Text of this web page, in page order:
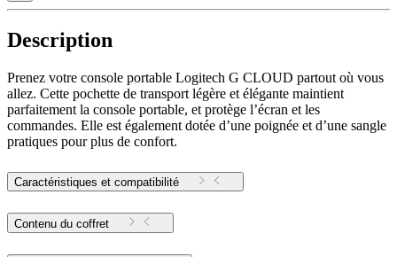
Description
Prenez votre console portable Logitech G CLOUD partout où vous
allez. Cette pochette de transport légère et élégante maintient
parfaitement la console portable, et protège l’écran et les
commandes. Elle est également dotée d’une poignée et d’une sangle
pratiques pour plus de confort.
Caractéristiques et compatibilité
Contenu du coffret